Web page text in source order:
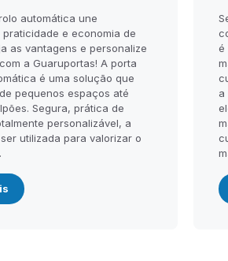
automática une
e economia de
as vantagens e personalize
a Guaruportas! A porta
é uma solução que
pequenos espaços até
Segura, prática de
personalizável, a
utilizada para valorizar o
é
a